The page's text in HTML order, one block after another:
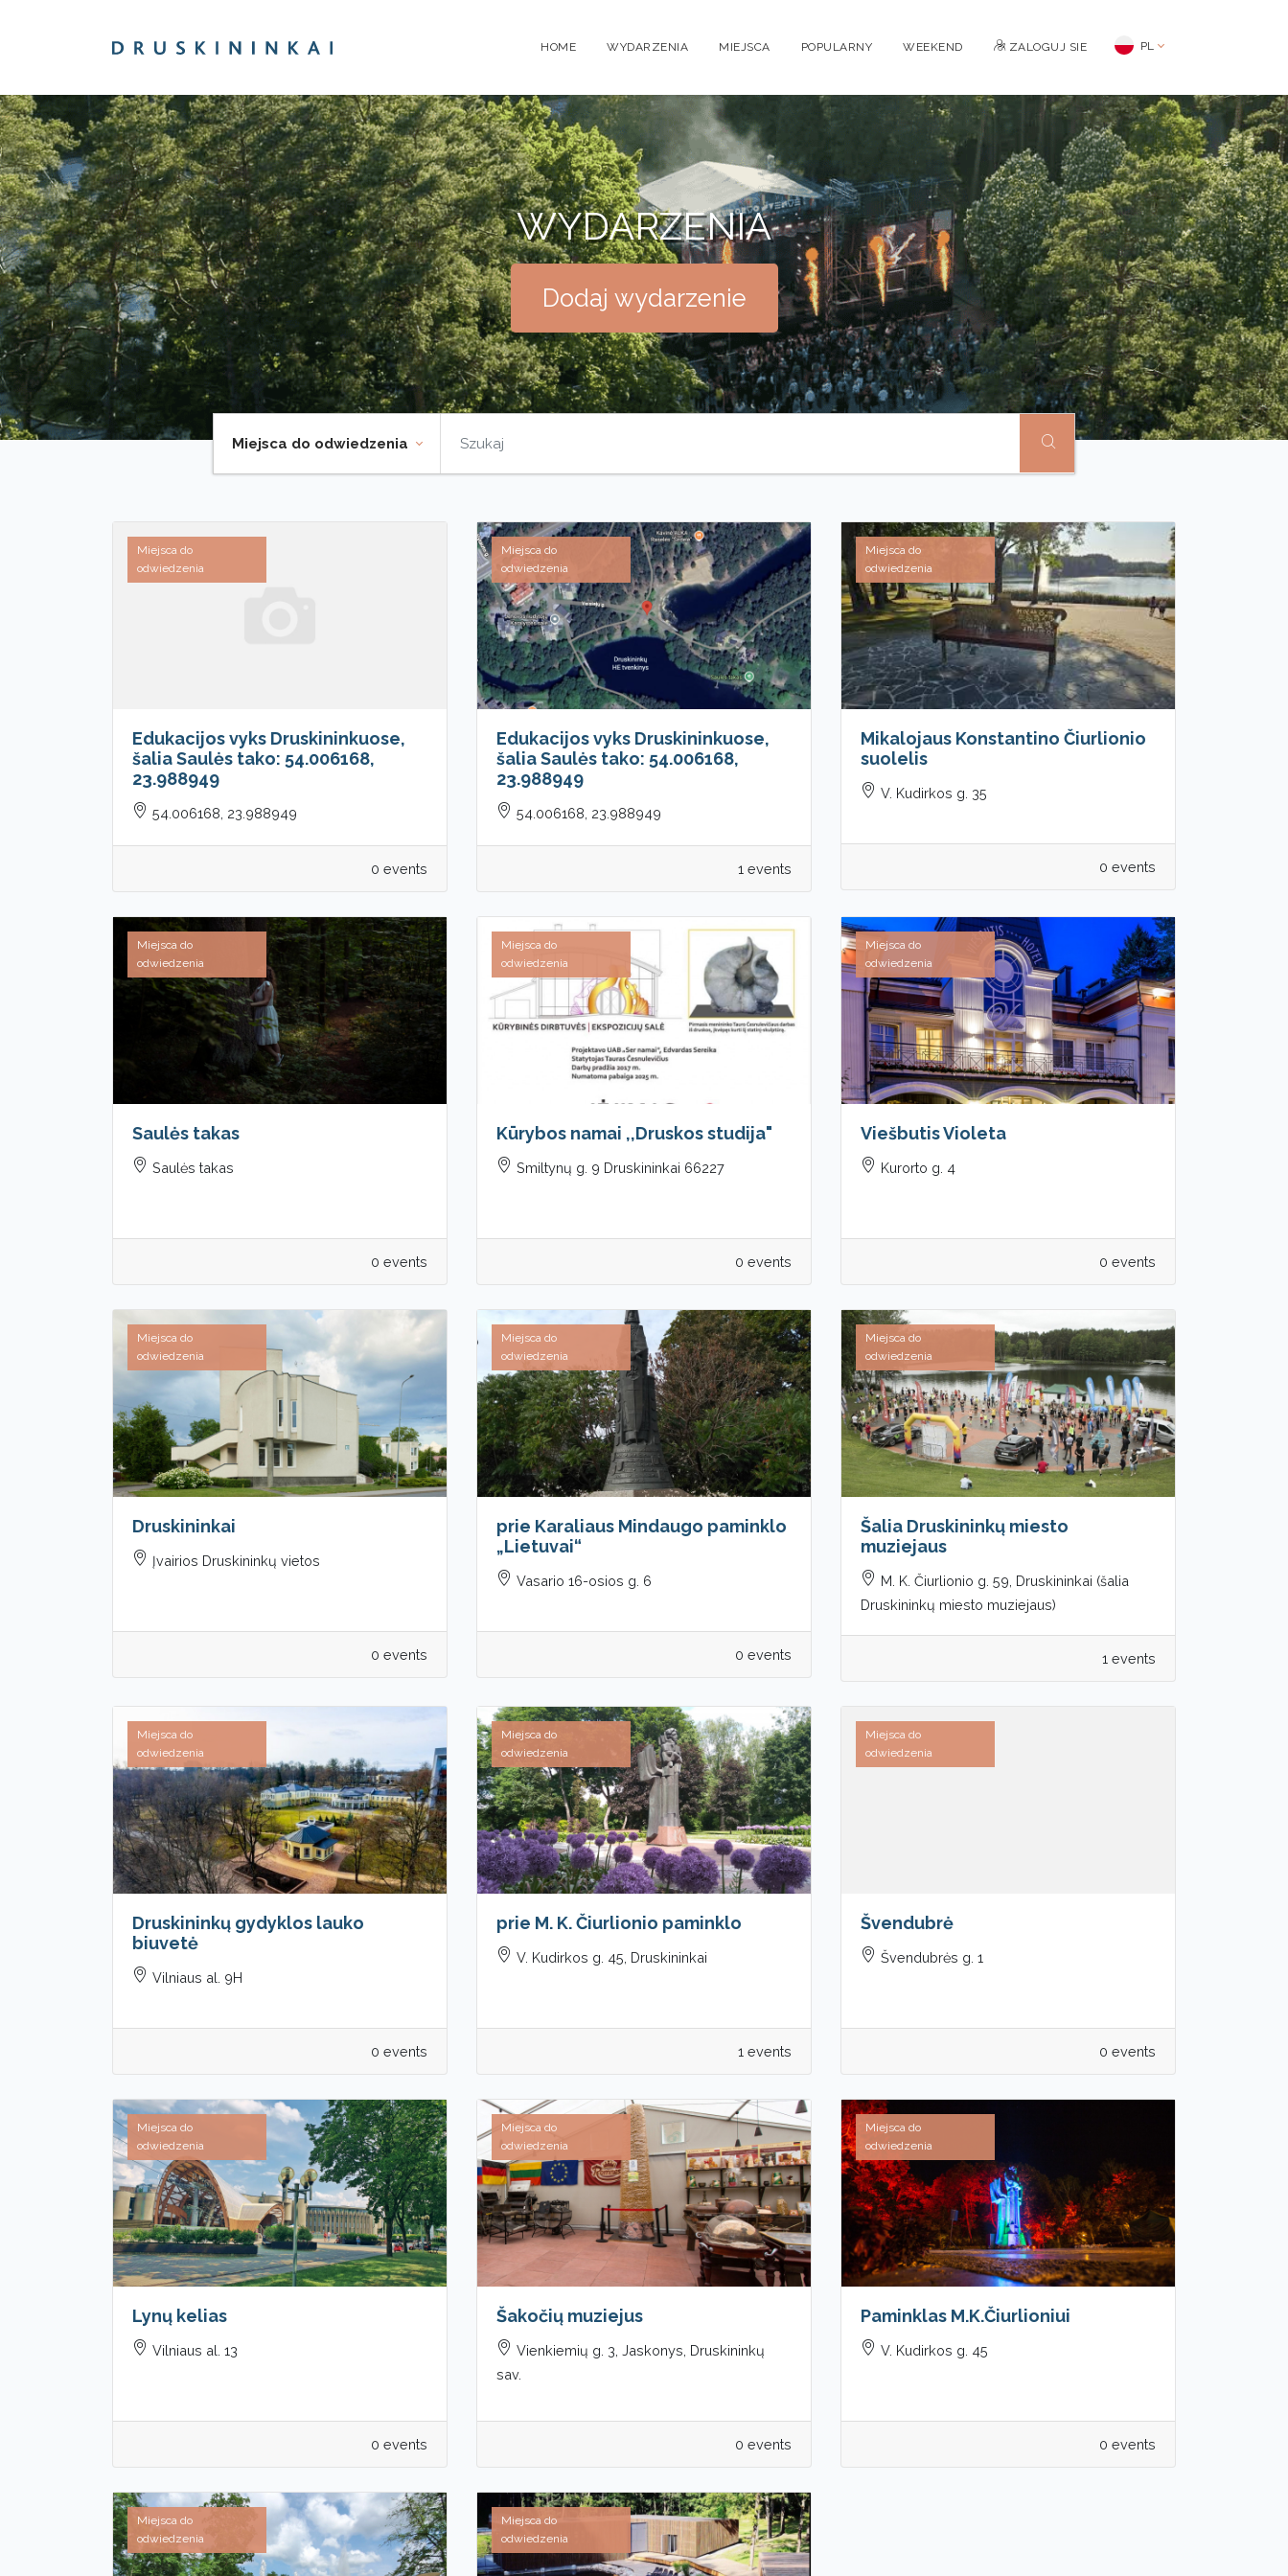
HOME WYDARZENIA MIEJSCA POPULARNY WEEKEND ZALOGUJ SIE PL
WYDARZENIA
Dodaj wydarzenie
Miejsca do odwiedzenia
Miejsca do
odwiedzenia
Edukacijos vyks Druskininkuose,
šalia Saulės tako: 54.006168,
23.988949
54.006168, 23.988949
0 events
Miejsca do
odwiedzenia
Edukacijos vyks Druskininkuose,
šalia Saulės tako: 54.006168,
23.988949
54.006168, 23.988949
1 events
Miejsca do
odwiedzenia
Mikalojaus Konstantino Čiurlionio
suolelis
V. Kudirkos g. 35
0 events
Miejsca do
odwiedzenia
Saulės takas
Saulės takas
0 events
Miejsca do
odwiedzenia
Kūrybos namai ,,Druskos studija"
Smiltynų g. 9 Druskininkai 66227
0 events
Miejsca do
odwiedzenia
Viešbutis Violeta
Kurorto g. 4
0 events
Miejsca do
odwiedzenia
Druskininkai
Įvairios Druskininkų vietos
0 events
Miejsca do
odwiedzenia
prie Karaliaus Mindaugo paminklo
„Lietuvai“
Vasario 16-osios g. 6
0 events
Miejsca do
odwiedzenia
Šalia Druskininkų miesto
muziejaus
M. K. Čiurlionio g. 59, Druskininkai (šalia
Druskininkų miesto muziejaus)
1 events
Miejsca do
odwiedzenia
Druskininkų gydyklos lauko
biuvetė
Vilniaus al. 9H
0 events
Miejsca do
odwiedzenia
prie M. K. Čiurlionio paminklo
V. Kudirkos g. 45, Druskininkai
1 events
Miejsca do
odwiedzenia
Švendubrė
Švendubrės g. 1
0 events
Miejsca do
odwiedzenia
Lynų kelias
Vilniaus al. 13
0 events
Miejsca do
odwiedzenia
Šakočių muziejus
Vienkiemių g. 3, Jaskonys, Druskininkų
sav.
0 events
Miejsca do
odwiedzenia
Paminklas M.K.Čiurlioniui
V. Kudirkos g. 45
0 events
Miejsca do
odwiedzenia
Miejsca do
odwiedzenia